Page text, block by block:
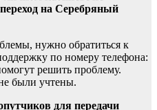
на Серебряный
нужно обратиться к
по номеру телефона:
решить проблему.
были учтены.
для передачи